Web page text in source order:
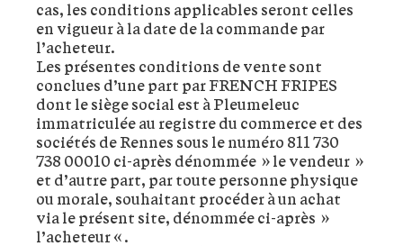
cas, les conditions applicables seront celles
en vigueur à la date de la commande par
l’acheteur.
Les présentes conditions de vente sont
conclues d’une part par FRENCH FRIPES
dont le siège social est à Pleumeleuc
immatriculée au registre du commerce et des
sociétés de Rennes sous le numéro 811 730
738 00010 ci-après dénommée » le vendeur »
et d’autre part, par toute personne physique
ou morale, souhaitant procéder à un achat
via le présent site, dénommée ci-après »
l’acheteur « .